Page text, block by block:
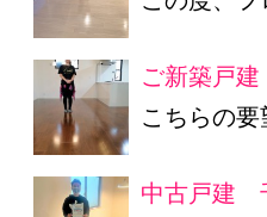
ご新築戸
こちらの
中古戸建